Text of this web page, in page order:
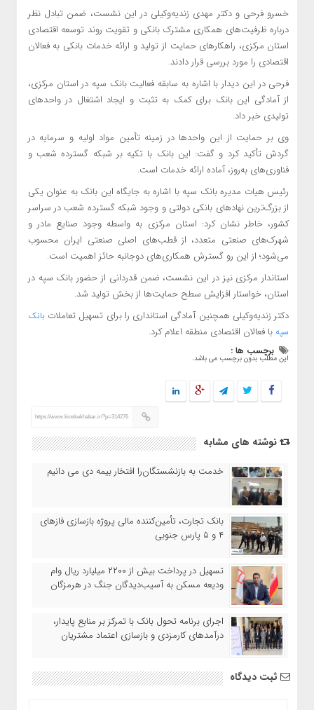
خسرو فرحی و دکتر مهدی زندیه‌وکیلی در این نشست، ضمن تبادل نظر
درباره ظرفیت‌های همکاری مشترک بانکی و تقویت روند توسعه اقتصادی
استان مرکزی، راهکارهای حمایت از تولید و ارائه خدمات بانکی به فعالان
اقتصادی را مورد بررسی قرار دادند.
فرحی در این دیدار با اشاره به سابقه فعالیت بانک سپه در استان مرکزی،
از آمادگی این بانک برای کمک به تثبت و ایجاد اشتغال در واحدهای
تولیدی خبر داد.
وی بر حمایت از این واحدها در زمینه تأمین مواد اولیه و سرمایه در
گردش تأکید کرد و گفت: این بانک با تکیه بر شبکه گسترده شعب و
فناوری‌های به‌روز، آماده ارائه خدمات است.
رئیس هیات مدیره بانک سپه با اشاره به جایگاه این بانک به عنوان یکی
از بزرگ‌ترین نهادهای بانکی دولتی و وجود شبکه گسترده شعب در سراسر
کشور، خاطر نشان کرد: استان مرکزی به واسطه وجود صنایع مادر و
شهرک‌های صنعتی متعدد، از قطب‌های اصلی صنعتی ایران محسوب
می‌شود؛ از این رو گسترش همکاری‌های دوجانبه حائز اهمیت است.
استاندار مرکزی نیز در این نشست، ضمن قدردانی از حضور بانک سپه در
استان، خواستار افزایش سطح حمایت‌ها از بخش تولید شد.
دکتر زندیه‌وکیلی همچنین آمادگی استانداری را برای تسهیل تعاملات بانک
سپه با فعالان اقتصادی منطقه اعلام کرد.
برچسب ها :
این مطلب بدون برچسب می باشد.
https://www.kioskekhabar.ir/?p=314276
نوشته های مشابه
خدمت به بازنشستگان‌را افتخار بیمه دی می دانیم
بانک تجارت، تأمین‌کننده مالی پروژه بازسازی فازهای
۴ و ۵ پارس جنوبی
تسهیل در پرداخت بیش از ۲۲۰۰ میلیارد ریال وام
ودیعه مسکن به آسیب‌دیدگان جنگ در هرمزگان
اجرای برنامه تحول بانک با تمرکز بر منابع پایدار،
درآمدهای کارمزدی و بازسازی اعتماد مشتریان
ثبت دیدگاه